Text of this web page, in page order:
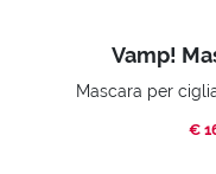
Vamp!
Mascara per
€